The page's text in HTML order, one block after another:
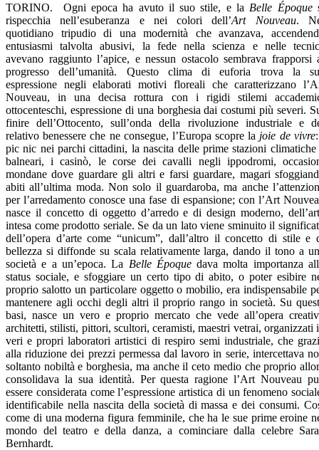
TORINO. Ogni epoca ha avuto il suo stile, e la Belle Époque
rispecchia nell’esuberanza e nei colori dell’Art Nouveau.
quotidiano tripudio di una modernità che avanzava,
entusiasmi talvolta abusivi, la fede nella scienza e nelle
avevano raggiunto l’apice, e nessun ostacolo sembrava frapporsi
progresso dell’umanità. Questo clima di euforia trova la
espressione negli elaborati motivi floreali che caratterizzano
Nouveau, in una decisa rottura con i rigidi stilemi
ottocenteschi, espressione di una borghesia dai costumi più severi.
finire dell’Ottocento, sull’onda della rivoluzione industriale e
relativo benessere che ne consegue, l’Europa scopre la joie de vivre
pic nic nei parchi cittadini, la nascita delle prime stazioni climatiche
balneari, i casinò, le corse dei cavalli negli ippodromi,
mondane dove guardare gli altri e farsi guardare, magari
abiti all’ultima moda. Non solo il guardaroba, ma anche
per l’arredamento conosce una fase di espansione; con l’Art
nasce il concetto di oggetto d’arredo e di design moderno,
intesa come prodotto seriale. Se da un lato viene sminuito il
dell’opera d’arte come “unicum”, dall’altro il concetto di stile e
bellezza si diffonde su scala relativamente larga, dando il tono a
società e a un’epoca. La Belle Époquedava molta importanza
status sociale, e sfoggiare un certo tipo di abito, o poter esibire
proprio salotto un particolare oggetto o mobilio, era indispensabile
mantenere agli occhi degli altri il proprio rango in società. Su
basi, nasce un vero e proprio mercato che vede all’opera
architetti, stilisti, pittori, scultori, ceramisti, maestri vetrai, organizzati
veri e propri laboratori artistici di respiro semi industriale, che
alla riduzione dei prezzi permessa dal lavoro in serie, intercettava
soltanto nobiltà e borghesia, ma anche il ceto medio che proprio
consolidava la sua identità. Per questa ragione l’Art Nouveau
essere considerata come l’espressione artistica di un fenomeno
identificabile nella nascita della società di massa e dei consumi.
come di una moderna figura femminile, che ha le sue prime eroine
mondo del teatro e della danza, a cominciare dalla celebre
Bernhardt.